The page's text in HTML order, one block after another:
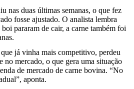
nas duas últimas semanas, o que fez
fosse ajustado. O analista lembra
pararam de cair, a carne também foi
já vinha mais competitivo, perdeu
no mercado, o que gera uma situação
de mercado de carne bovina. “No
aponta.